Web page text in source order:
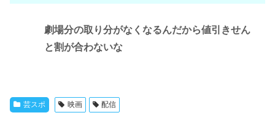
劇場分の取り分がなくなるんだから値引きせん
と割が合わないな
芸スポ 映画 配信